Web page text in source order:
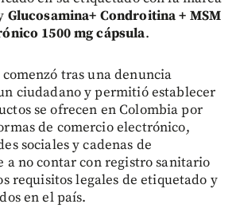
Glucosamina+ Condroitina + MSM
1500 mg cápsula.
tras una denuncia
ciudadano y permitió establecer
se ofrecen en Colombia por
de comercio electrónico,
sociales y cadenas de
a no contar con registro sanitario
requisitos legales de etiquetado y
en el país.